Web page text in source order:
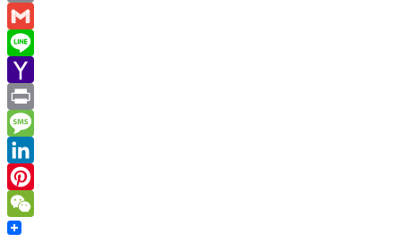
Email
Gmail
Line
Yahoo
Mail
Print
Message
LinkedIn
Pinterest
WeChat